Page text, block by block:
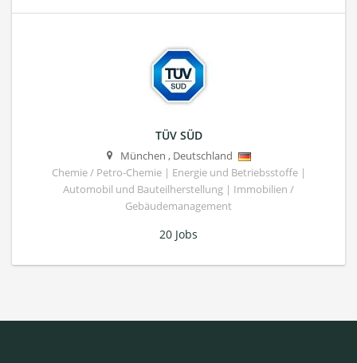
TÜV SÜD
München , Deutschland
Chemie / Petro-Chemie | Energie und Betriebsstoffe |
Automobil und Bauteilherstellung | Immobilien /
Gebäudemanagement
20 Jobs